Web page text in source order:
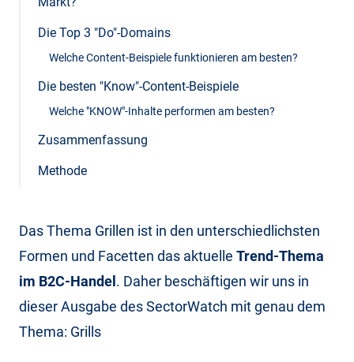
Die Top 3 "Do"-Domains
Welche Content-Beispiele funktionieren am besten?
Die besten "Know"-Content-Beispiele
Welche "KNOW"-Inhalte performen am besten?
Zusammenfassung
Methode
Das Thema Grillen ist in den unterschiedlichsten
Formen und Facetten das aktuelle Trend-Thema
im B2C-Handel . Daher beschäftigen wir uns in
dieser Ausgabe des SectorWatch mit genau dem
Thema: Grills